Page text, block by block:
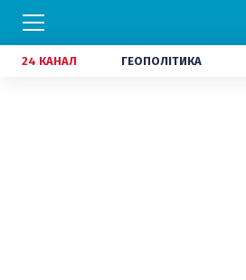
24 КАНАЛ ГЕОПОЛІТИКА